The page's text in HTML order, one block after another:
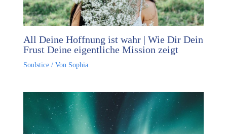
All Deine Hoffnung ist wahr | Wie Dir Dein
Frust Deine eigentliche Mission zeigt
Soulstice/ Von Sophia